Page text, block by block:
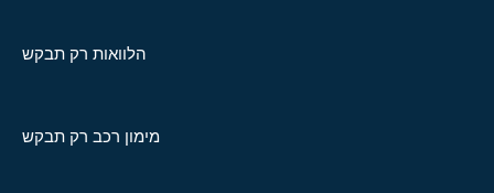
הלוואות רק תבקש
מימון רכב רק תבקש